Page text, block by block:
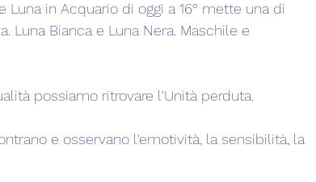
in Acquario di oggi a 16° mette una di
Luna Bianca e Luna Nera. Maschile e
possiamo ritrovare l'Unità perduta.
e osservano l'emotività, la sensibilità, la